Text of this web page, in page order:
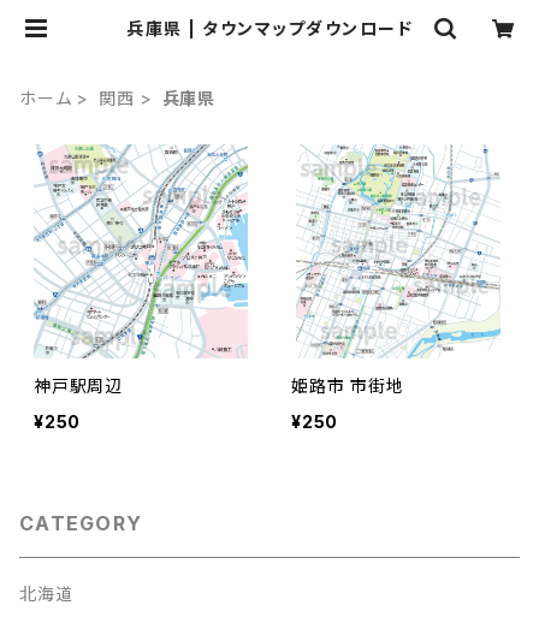
兵庫県 | タウンマップダウンロード
ホーム 関西 兵庫県
神戸駅周辺
¥250
姫路市 市街地
¥250
CATEGORY
北海道